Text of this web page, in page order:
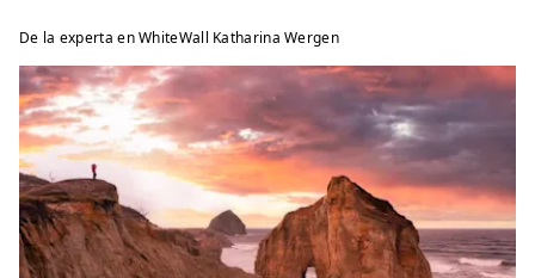
De la experta en WhiteWall Katharina Wergen